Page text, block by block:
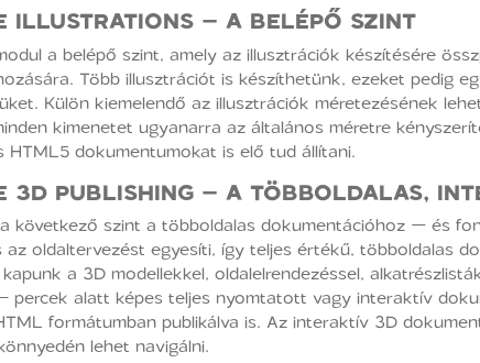
ILLUSTRATIONS – A BELÉPŐ SZINT
a belépő szint, amely az illusztrációk készítésére
Több illusztrációt is készíthetünk, ezeket pedig
Külön kiemelendő az illusztrációk méretezésének
kimenetet ugyanarra az általános méretre
HTML5 dokumentumokat is elő tud állítani.
3D PUBLISHING – A TÖBBOLDALAS,
következő szint a többoldalas dokumentációhoz — és
az oldaltervezést egyesíti, így teljes értékű, többoldalas
a 3D modellekkel, oldalelrendezéssel,
percek alatt képes teljes nyomtatott vagy interaktív
formátumban publikálva is. Az interaktív 3D
lehet navigálni.